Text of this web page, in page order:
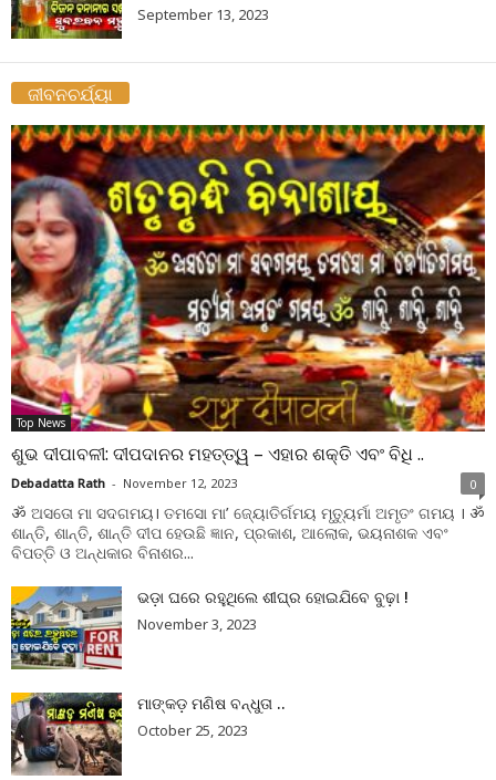
September 13, 2023
ଜୀବନଚର୍ଯ୍ୟା
Top News
ଶୁଭ ଦୀପାବଳୀ: ଦୀପଦାନର ମହତ୍ତ୍ୱ – ଏହାର ଶକ୍ତି ଏବଂ ବିଧି ..
Debadatta Rath - November 12, 2023 0
ॐ ଅସତୋ ମା ସଦଗମୟ। ତମସୋ ମା’ ଜ୍ୟୋତିର୍ଗମୟ ମୃତ୍ୟୁର୍ମା ଅମୃତଂ ଗମୟ । ॐ
ଶାନ୍ତି, ଶାନ୍ତି, ଶାନ୍ତି ଦୀପ ହେଉଛି ଜ୍ଞାନ, ପ୍ରକାଶ, ଆଲୋକ, ଭୟନାଶକ ଏବଂ
ବିପତ୍ତି ଓ ଅନ୍ଧକାର ବିନାଶର...
ଭଡ଼ା ଘରେ ରହୁଥିଲେ ଶୀଘ୍ର ହୋଇଯିବେ ବୁଢ଼ା !
November 3, 2023
ମାଙ୍କଡ଼ ମଣିଷ ବନ୍ଧୁତା ..
October 25, 2023